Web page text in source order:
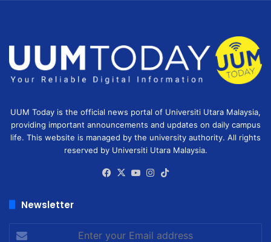
UUM Today is the official news portal of Universiti Utara Malaysia,
providing important announcements and updates on daily campus
life. This website is managed by the university authority. All rights
reserved by Universiti Utara Malaysia.
Facebook
X YouTubeInstagram
Newsletter